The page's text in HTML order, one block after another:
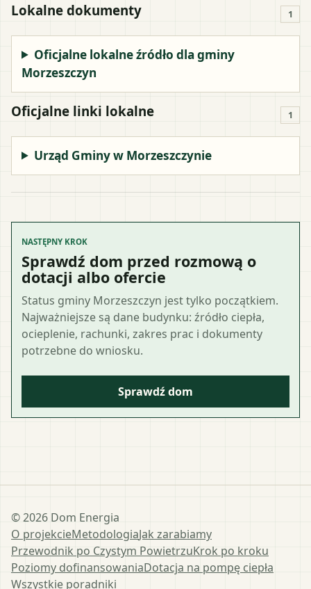
Lokalne dokumenty 1
Oficjalne lokalne źródło dla gminy
Morzeszczyn
Oficjalne linki lokalne 1
Urząd Gminy w Morzeszczynie
NASTĘPNY KROK
Sprawdź dom przed rozmową o
dotacji albo ofercie
Status gminy Morzeszczyn jest tylko początkiem.
Najważniejsze są dane budynku: źródło ciepła,
ocieplenie, rachunki, zakres prac i dokumenty
potrzebne do wniosku.
Sprawdź dom
©2026 Dom Energia
O projekcieMetodologiaJak zarabiamy
Przewodnik po Czystym PowietrzuKrok po kroku
Poziomy dofinansowaniaDotacja na pompę ciepła
Wszystkie poradniki